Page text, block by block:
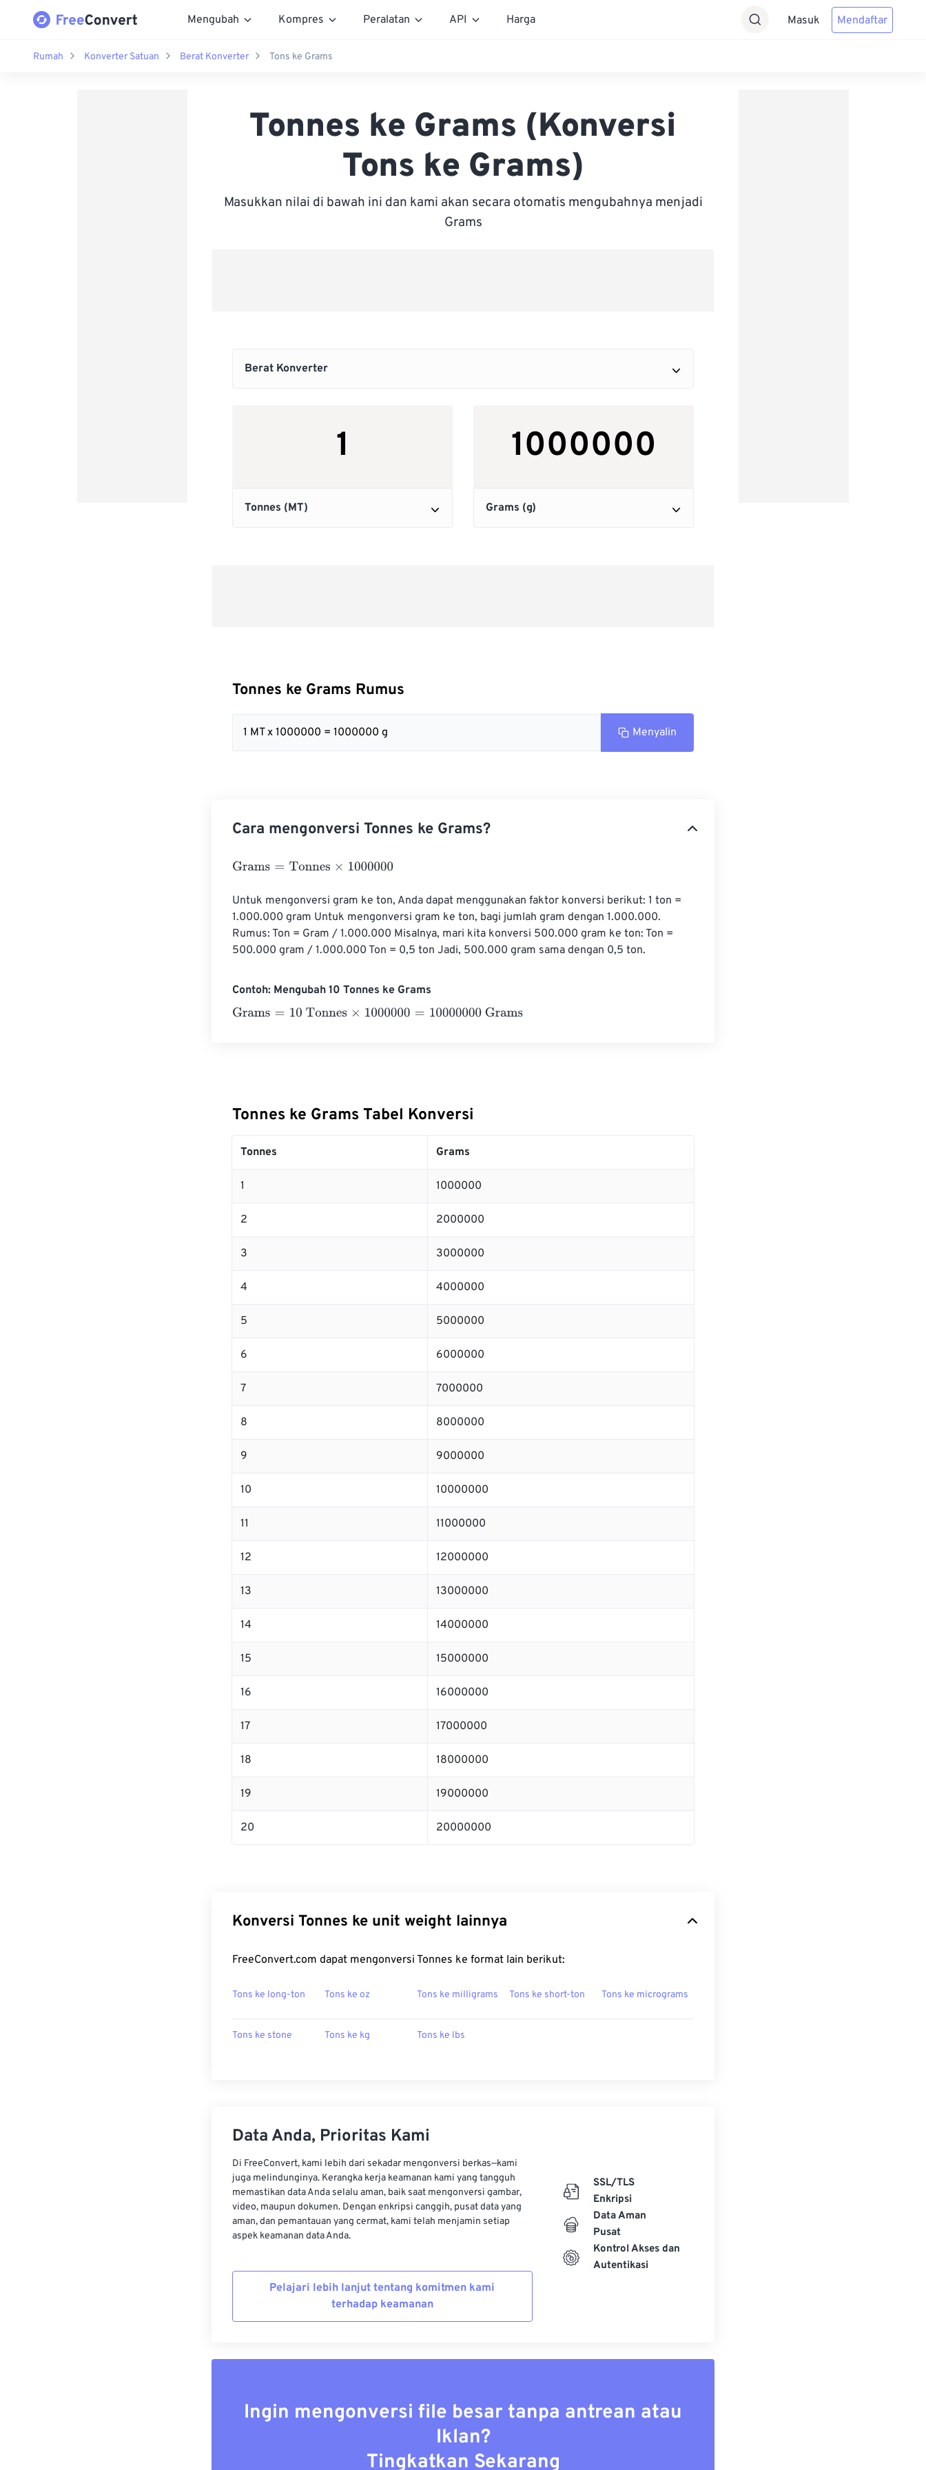
Mengubah Kompres Peralatan API Harga Masuk Mendaftar
Rumah Konverter Satuan Berat Konverter Tons ke Grams
Tonnes ke Grams (Konversi
Tons ke Grams)
Masukkan nilai di bawah ini dan kami akan secara otomatis mengubahnya menjadi
Grams
Tonnes ke Grams Rumus
1 MT x 1000000 = 1000000 g Menyalin
Cara mengonversi Tonnes ke Grams?
Grams= Tonnes×1000000
Untuk mengonversi gram ke ton, Anda dapat menggunakan faktor konversi berikut: 1 ton =
1.000.000 gram Untuk mengonversi gram ke ton, bagi jumlah gram dengan 1.000.000.
Rumus: Ton = Gram / 1.000.000 Misalnya, mari kita konversi 500.000 gram ke ton: Ton =
500.000 gram / 1.000.000 Ton = 0,5 ton Jadi, 500.000 gram sama dengan 0,5 ton.
Contoh: Mengubah 10 Tonnes ke Grams
Grams= 10 Tonnes×1000000=10000000 Grams
Tonnes ke Grams Tabel Konversi
Tonnes Grams
1 1000000
2 2000000
3 3000000
4 4000000
5 5000000
6 6000000
7 7000000
8 8000000
9 9000000
10 10000000
11 11000000
12 12000000
13 13000000
14 14000000
15 15000000
16 16000000
17 17000000
18 18000000
19 19000000
20 20000000
Konversi Tonnes ke unit weight lainnya
FreeConvert.com dapat mengonversi Tonnes ke format lain berikut:
Tons ke long-ton Tons ke oz Tons ke milligrams Tons ke short-ton Tons ke micrograms
Tons ke stone Tons ke kg Tons ke lbs
Data Anda, Prioritas Kami
Di FreeConvert, kami lebih dari sekadar mengonversi berkas—kami
juga melindunginya. Kerangka kerja keamanan kami yang tangguh
memastikan data Anda selalu aman, baik saat mengonversi gambar,
video, maupun dokumen. Dengan enkripsi canggih, pusat data yang
aman, dan pemantauan yang cermat, kami telah menjamin setiap
aspek keamanan data Anda.
Pelajari lebih lanjut tentang komitmen kami
terhadap keamanan
SSL/TLS
Enkripsi
Data Aman
Pusat
Kontrol Akses dan
Autentikasi
Ingin mengonversi file besar tanpa antrean atau
Iklan?
Tingkatkan Sekarang